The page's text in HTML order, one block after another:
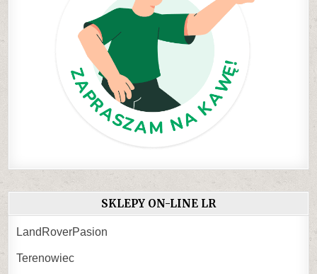
SKLEPY ON-LINE LR
LandRoverPasion
Terenowiec